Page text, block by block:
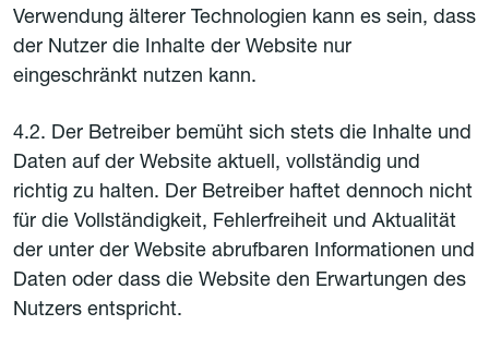
Verwendung älterer Technologien kann es sein, dass
der Nutzer die Inhalte der Website nur
eingeschränkt nutzen kann.
4.2. Der Betreiber bemüht sich stets die Inhalte und
Daten auf der Website aktuell, vollständig und
richtig zu halten. Der Betreiber haftet dennoch nicht
für die Vollständigkeit, Fehlerfreiheit und Aktualität
der unter der Website abrufbaren Informationen und
Daten oder dass die Website den Erwartungen des
Nutzers entspricht.